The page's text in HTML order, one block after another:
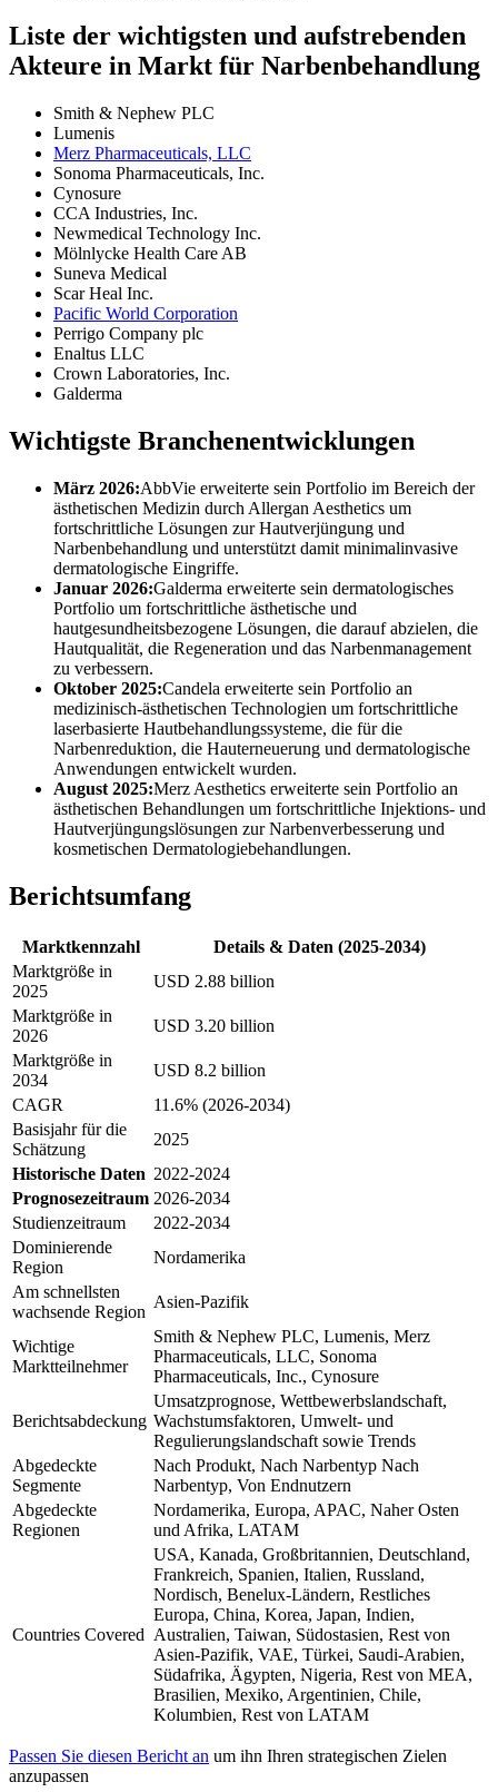
Liste der wichtigsten und aufstrebenden
Akteure in Markt für Narbenbehandlung
Smith & Nephew PLC
Lumenis
Merz Pharmaceuticals, LLC
Sonoma Pharmaceuticals, Inc.
Cynosure
CCA Industries, Inc.
Newmedical Technology Inc.
Mölnlycke Health Care AB
Suneva Medical
Scar Heal Inc.
Pacific World Corporation
Perrigo Company plc
Enaltus LLC
Crown Laboratories, Inc.
Galderma
Wichtigste Branchenentwicklungen
März 2026:AbbVie erweiterte sein Portfolio im Bereich der
ästhetischen Medizin durch Allergan Aesthetics um
fortschrittliche Lösungen zur Hautverjüngung und
Narbenbehandlung und unterstützt damit minimalinvasive
dermatologische Eingriffe.
Januar 2026:Galderma erweiterte sein dermatologisches
Portfolio um fortschrittliche ästhetische und
hautgesundheitsbezogene Lösungen, die darauf abzielen, die
Hautqualität, die Regeneration und das Narbenmanagement
zu verbessern.
Oktober 2025:Candela erweiterte sein Portfolio an
medizinisch-ästhetischen Technologien um fortschrittliche
laserbasierte Hautbehandlungssysteme, die für die
Narbenreduktion, die Hauterneuerung und dermatologische
Anwendungen entwickelt wurden.
August 2025:Merz Aesthetics erweiterte sein Portfolio an
ästhetischen Behandlungen um fortschrittliche Injektions- und
Hautverjüngungslösungen zur Narbenverbesserung und
kosmetischen Dermatologiebehandlungen.
Berichtsumfang
Marktkennzahl
Details & Daten (2025-2034)
Marktgröße in
2025
USD 2.88 billion
Marktgröße in
2026
USD 3.20 billion
Marktgröße in
2034
USD 8.2 billion
CAGR
11.6% (2026-2034)
Basisjahr für die
Schätzung
2025
Historische Daten 2022-2024
Prognosezeitraum 2026-2034
Studienzeitraum
2022-2034
Dominierende
Region
Nordamerika
Am schnellsten
wachsende Region
Asien-Pazifik
Wichtige
Marktteilnehmer
Smith & Nephew PLC, Lumenis, Merz
Pharmaceuticals, LLC, Sonoma
Pharmaceuticals, Inc., Cynosure
Berichtsabdeckung
Umsatzprognose, Wettbewerbslandschaft,
Wachstumsfaktoren, Umwelt- und
Regulierungslandschaft sowie Trends
Abgedeckte
Segmente
Nach Produkt, Nach Narbentyp Nach
Narbentyp, Von Endnutzern
Abgedeckte
Regionen
Nordamerika, Europa, APAC, Naher Osten
und Afrika, LATAM
Countries Covered
USA, Kanada, Großbritannien, Deutschland,
Frankreich, Spanien, Italien, Russland,
Nordisch, Benelux-Ländern, Restliches
Europa, China, Korea, Japan, Indien,
Australien, Taiwan, Südostasien, Rest von
Asien-Pazifik, VAE, Türkei, Saudi-Arabien,
Südafrika, Ägypten, Nigeria, Rest von MEA,
Brasilien, Mexiko, Argentinien, Chile,
Kolumbien, Rest von LATAM
Passen Sie diesen Bericht an um ihn Ihren strategischen Zielen
anzupassen